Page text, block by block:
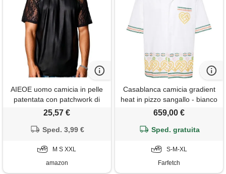
AIEOE uomo camicia in pelle
patentata con patchwork di
pizzo, vestibilità ampia, t-shirt
festa disco con rete, pelle
25,57 €
Sped. 3,99 €
M S XXL
amazon
Casablanca camicia gradient
heat in pizzo sangallo - bianco
659,00 €
Sped. gratuita
S-M-XL
Farfetch